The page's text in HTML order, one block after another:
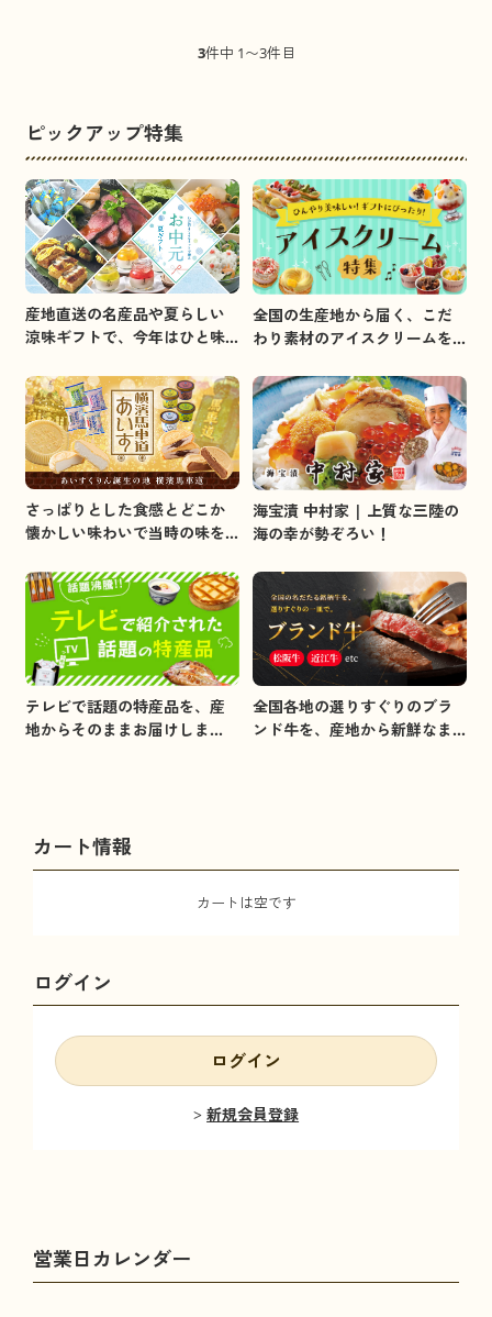
3件中 1〜3件目
ピックアップ特集
産地直送の名産品や夏らしい
涼味ギフトで、今年はひと味
全国の生産地から届く、こだ
わり素材のアイスクリームを
さっぱりとした食感とどこか
懐かしい味わいで当時の味を
海宝漬 中村家 | 上質な三陸の
海の幸が勢ぞろい！
テレビで話題の特産品を、産
地からそのままお届けしま
全国各地の選りすぐりのブラ
ンド牛を、産地から新鮮なま
カート情報
カートは空です
ログイン
ログイン
新規会員登録